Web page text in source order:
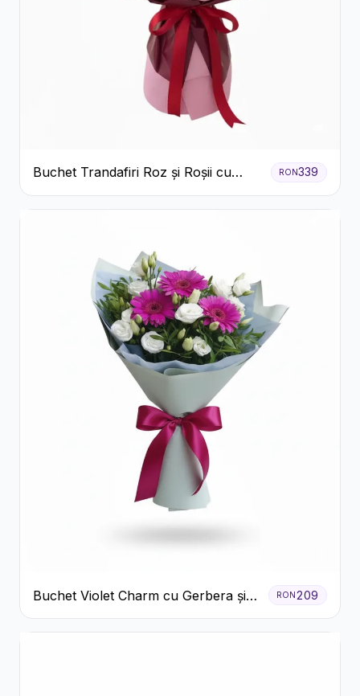
Buchet Trandafiri Roz și Roșii cu
Eucalipt și Gypsophila
RON339
Buchet Violet Charm cu Gerbera și
Lisianthus Alb
RON209